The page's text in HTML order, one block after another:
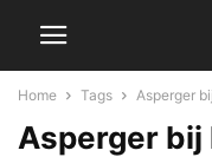
Home Tags Asperger
Asperger bij